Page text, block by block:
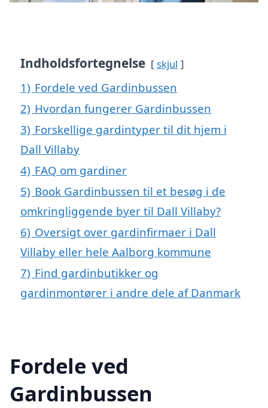
Indholdsfortegnelse skjul
1) Fordele ved Gardinbussen
2) Hvordan fungerer Gardinbussen
3) Forskellige gardintyper til dit hjem i
Dall Villaby
4) FAQ om gardiner
5) Book Gardinbussen til et besøg i de
omkringliggende byer til Dall Villaby?
6) Oversigt over gardinfirmaer i Dall
Villaby eller hele Aalborg kommune
7) Find gardinbutikker og
gardinmontører i andre dele af Danmark
Fordele ved
Gardinbussen